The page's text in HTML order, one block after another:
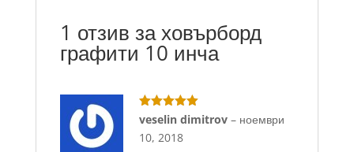
1 отзив заховърборд
графити 10 инча
Оценено с
5 от 5
veselin dimitrov – ноември
10, 2018